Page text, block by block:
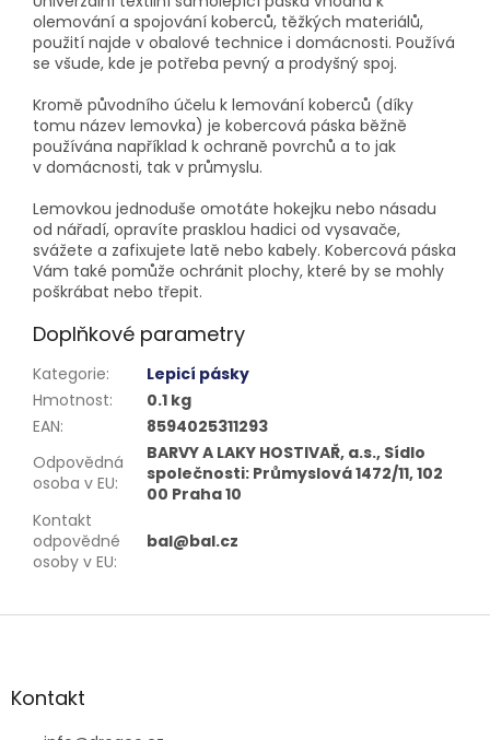
olemování a spojování koberců, těžkých materiálů,
použití najde v obalové technice i domácnosti. Používá
se všude, kde je potřeba pevný a prodyšný spoj.
Kromě původního účelu k lemování koberců (díky
tomu název lemovka) je kobercová páska běžně
používána například k ochraně povrchů a to jak
v domácnosti, tak v průmyslu.
Lemovkou jednoduše omotáte hokejku nebo násadu
od nářadí, opravíte prasklou hadici od vysavače,
svážete a zafixujete latě nebo kabely. Kobercová páska
Vám také pomůže ochránit plochy, které by se mohly
poškrábat nebo třepit.
Doplňkové parametry
Kategorie:
Lepicí pásky
Hmotnost:
0.1 kg
EAN:
8594025311293
Odpovědná
osoba v EU:
BARVY A LAKY HOSTIVAŘ, a.s., Sídlo
společnosti: Průmyslová 1472/11, 102
00 Praha 10
Kontakt
odpovědné
osoby v EU:
bal@bal.cz
Z
aKontakt